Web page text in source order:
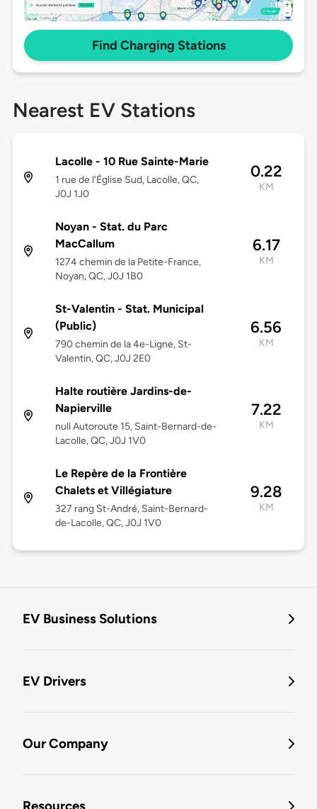
Find Charging Stations
Nearest EV Stations
Lacolle - 10 Rue Sainte-Marie
1 rue de l'Église Sud, Lacolle, QC,
J0J 1J0
0.22
KM
Noyan - Stat. du Parc
MacCallum
1274 chemin de la Petite-France,
Noyan, QC, J0J 1B0
6.17
KM
St-Valentin - Stat. Municipal
(Public)
790 chemin de la 4e-Ligne, St-
Valentin, QC, J0J 2E0
6.56
KM
Halte routière Jardins-de-
Napierville
null Autoroute 15, Saint-Bernard-de-
Lacolle, QC, J0J 1V0
7.22
KM
Le Repère de la Frontière
Chalets et Villégiature
327 rang St-André, Saint-Bernard-
de-Lacolle, QC, J0J 1V0
9.28
KM
EV Business Solutions
EV Drivers
Our Company